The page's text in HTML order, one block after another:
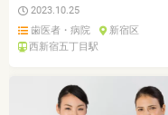
2023.10.25
歯医者・病院
新宿区
西新宿五丁目駅